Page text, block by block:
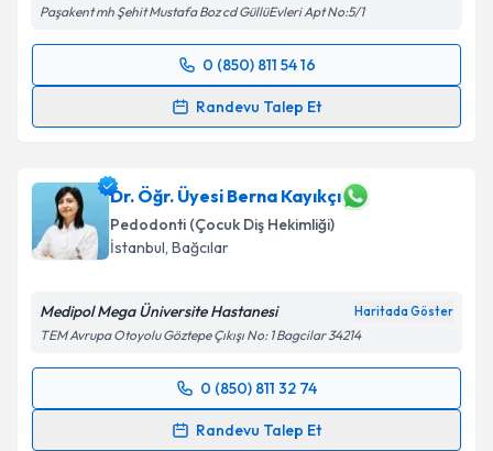
kapsamda işlenmesini kabul ediyorum.
Takvim Talebini Gönder
Paşakent mh Şehit Mustafa Boz cd GüllüEvleri Apt No:5/1
0 (850) 811 54 16
Randevu Talep Et
Randevu Takvimi Talebi
için bir takvim hazırlandığında e-posta ile
bilgilendireceğiz.
E-posta Adresiniz
Kişisel verilerimin işlenmesine ilişkinAydınlatma
'ni okudum ve kişisel verilerimin belirtilen
kapsamda işlenmesini kabul ediyorum.
Dr. Öğr. Üyesi Berna Kayıkçı
Pedodonti (Çocuk Diş Hekimliği)
İstanbul, Bağcılar
Medipol Mega Üniversite Hastanesi Haritada Göster
TEM Avrupa Otoyolu Göztepe Çıkışı No: 1 Bagcilar 34214
0 (850) 811 32 74
Randevu Talep Et
Randevu Takvimi Talebi